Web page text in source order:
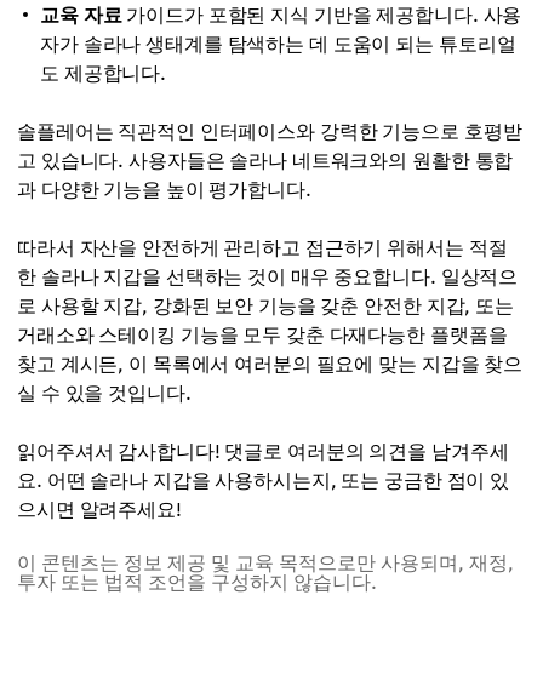
교육 자료가이드가 포함된 지식 기반을 제공합니다. 사용
자가 솔라나 생태계를 탐색하는 데 도움이 되는 튜토리얼
도 제공합니다.
솔플레어는 직관적인 인터페이스와 강력한 기능으로 호평받
고 있습니다. 사용자들은 솔라나 네트워크와의 원활한 통합
과 다양한 기능을 높이 평가합니다.
따라서 자산을 안전하게 관리하고 접근하기 위해서는 적절
한 솔라나 지갑을 선택하는 것이 매우 중요합니다. 일상적으
로 사용할 지갑, 강화된 보안 기능을 갖춘 안전한 지갑, 또는
거래소와 스테이킹 기능을 모두 갖춘 다재다능한 플랫폼을
찾고 계시든, 이 목록에서 여러분의 필요에 맞는 지갑을 찾으
실 수 있을 것입니다.
읽어주셔서 감사합니다! 댓글로 여러분의 의견을 남겨주세
요. 어떤 솔라나 지갑을 사용하시는지, 또는 궁금한 점이 있
으시면 알려주세요!
이 콘텐츠는 정보 제공 및 교육 목적으로만 사용되며, 재정,
투자 또는 법적 조언을 구성하지 않습니다.